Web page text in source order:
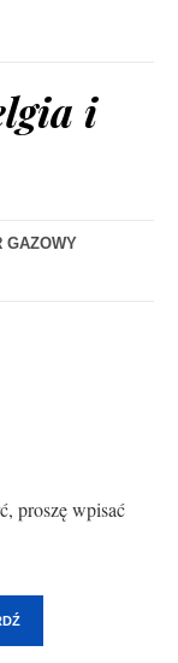
i
GAZOWY
proszę wpisać